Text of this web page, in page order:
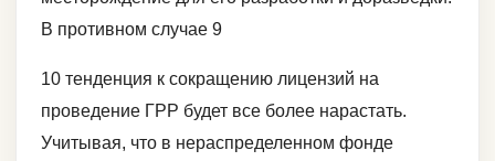
В противном случае 9
10 тенденция к сокращению лицензий на
проведение ГРР будет все более нарастать.
Учитывая, что в нераспределенном фонде